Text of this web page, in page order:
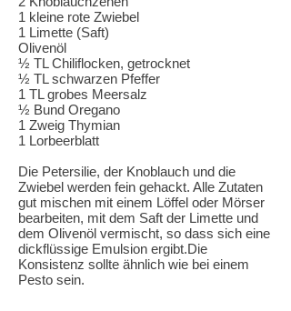
1 kleine rote Zwiebel
1 Limette (Saft)
Olivenöl
½ TL Chiliflocken, getrocknet
½ TL schwarzen Pfeffer
1 TL grobes Meersalz
½ Bund Oregano
1 Zweig Thymian
1 Lorbeerblatt
Die Petersilie, der Knoblauch und die
Zwiebel werden fein gehackt. Alle Zutaten
gut mischen mit einem Löffel oder Mörser
bearbeiten, mit dem Saft der Limette und
dem Olivenöl vermischt, so dass sich eine
dickflüssige Emulsion ergibt.Die
Konsistenz sollte ähnlich wie bei einem
Pesto sein.